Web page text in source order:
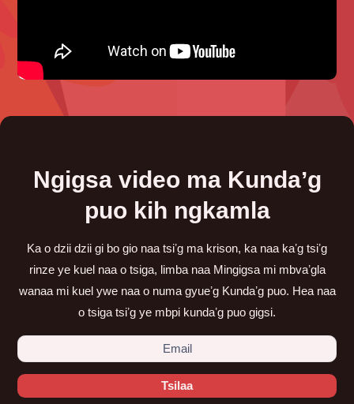
Ngigsa video ma Kundaʼg
puo kih ngkamla
Ka o dzii dzii gi bo gio naa tsiʼg ma krison, ka naa kaʼg tsiʼg
rinze ye kuel naa o tsiga, limba naa Mingigsa mi mbvaʼgla
wanaa mi kuel ywe naa o numa gyueʼg Kundaʼg puo. Hea naa
o tsiga tsiʼg ye mbpi kundaʼg puo gigsi.
Tsilaa